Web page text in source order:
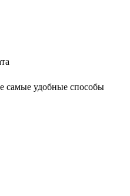
самые удобные способы